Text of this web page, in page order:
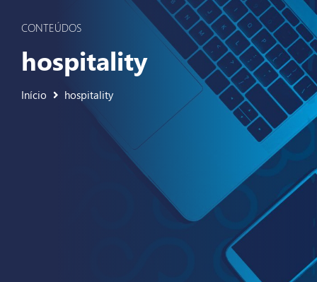
CONTEÚDOS
hospitality
Início hospitality